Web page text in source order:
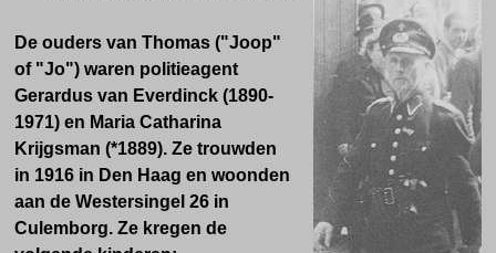
De ouders van Thomas ("Joop"
of "Jo") waren politieagent
Gerardus van Everdinck (1890-
1971) en Maria Catharina
Krijgsman (*1889). Ze trouwden
in 1916 in Den Haag en woonden
aan de Westersingel 26 in
Culemborg. Ze kregen de